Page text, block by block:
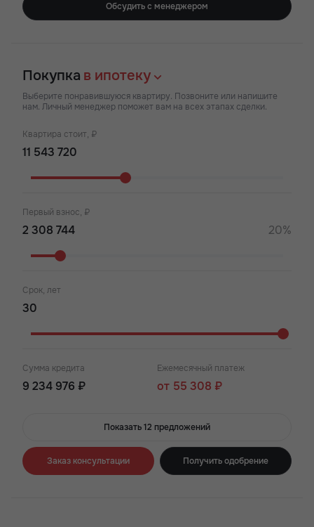
Обсудить с менеджером
Покупка в ипотеку
Выберите понравившуюся квартиру. Позвоните или напишите
нам. Личный менеджер поможет вам на всех этапах сделки.
Квартира стоит, ₽
Первый взнос, ₽
20%
Срок, лет
Сумма кредита
9 234 976 ₽
Ежемесячный платеж
от 55 308 ₽
Показать 12 предложений
Заказ консультации Получить одобрение